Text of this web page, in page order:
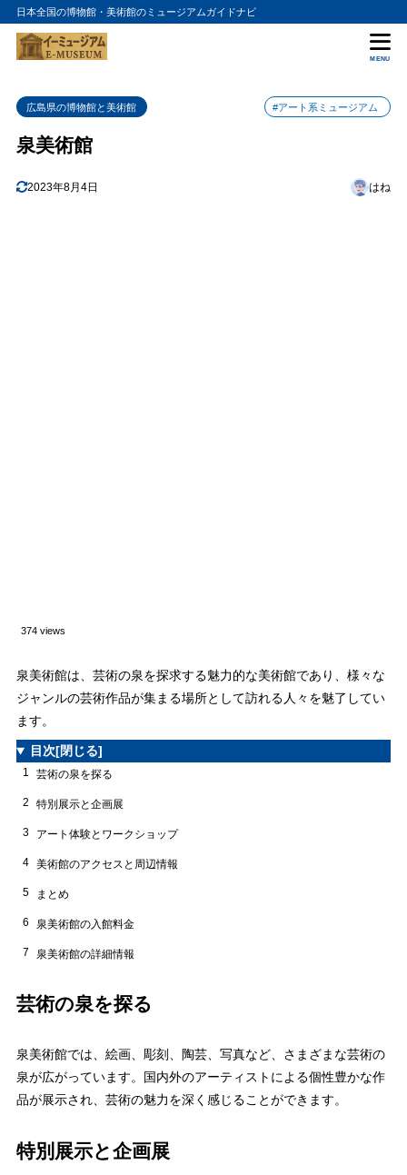
日本全国の博物館・美術館のミュージアムガイドナビ
MENU
広島県の博物館と美術館 #アート系ミュージアム
泉美術館
2023年8月4日 はね
374 views
泉美術館は、芸術の泉を探求する魅力的な美術館であり、様々な
ジャンルの芸術作品が集まる場所として訪れる人々を魅了してい
ます。
目次[閉じる]
1 芸術の泉を探る
2 特別展示と企画展
3 アート体験とワークショップ
4 美術館のアクセスと周辺情報
5 まとめ
6 泉美術館の入館料金
7 泉美術館の詳細情報
芸術の泉を探る
泉美術館では、絵画、彫刻、陶芸、写真など、さまざまな芸術の
泉が広がっています。国内外のアーティストによる個性豊かな作
品が展示され、芸術の魅力を深く感じることができます。
特別展示と企画展
目次
1 芸術の泉を探る
3 アート体験とワークショップ
4 美術館のアクセスと周辺情報